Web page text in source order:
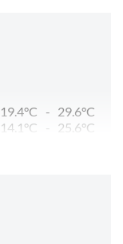
19.4°C - 29.6°C
14.1°C -
25.6°C